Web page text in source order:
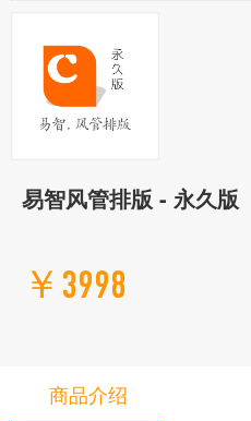
易智风管排版 - 永久版
￥3998
商品介绍